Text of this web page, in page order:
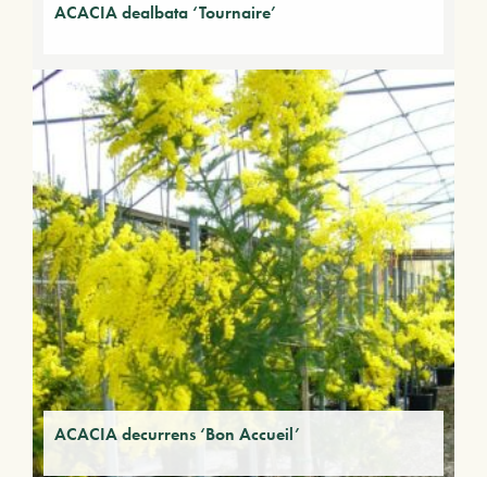
ACACIA dealbata ‘Tournaire’
ACACIA decurrens ‘Bon Accueil’